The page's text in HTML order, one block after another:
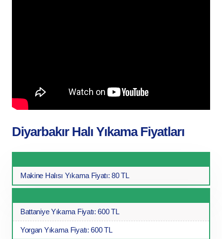
Diyarbakır Halı Yıkama Fiyatları
Makine Halısı Yıkama Fiyatı: 80 TL
Battaniye Yıkama Fiyatı: 600 TL
Yorgan Yıkama Fiyatı: 600 TL